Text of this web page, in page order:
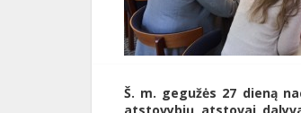
Š. m. gegužės 27 dieną